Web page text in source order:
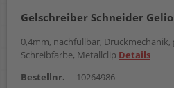
Gelschreiber Schneider
0,4mm, nachfüllbar,
Schreibfarbe, Metallclip Details
Bestellnr.
10264986